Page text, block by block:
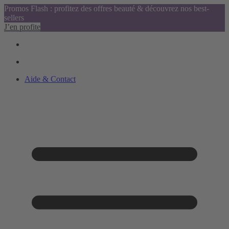
Promos Flash : profitez des offres beauté & découvrez nos best-
sellers
J’en profite
Aide & Contact